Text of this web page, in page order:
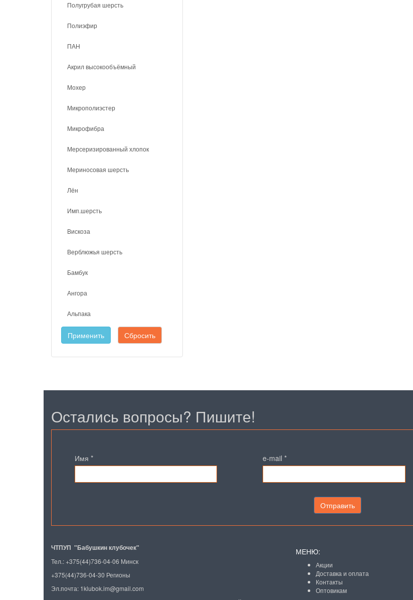
Полугрубая шерсть
Полиэфир
ПАН
Акрил высокообъёмный
Мохер
Микрополиэстер
Микрофибра
Мерсеризированный хлопок
Мериносовая шерсть
Лён
Имп.шерсть
Вискоза
Верблюжья шерсть
Бамбук
Ангора
Альпака
Применить Сбросить
Остались вопросы? Пишите!
Имя * e-mail*
Отправить
ЧТПУП "Бабушкин клубочек"
Тел.: +375(44)736-04-06 Минск
+375(44)736-04-30 Регионы
Эл.почта: 1klubok.im@gmail.com
МЕНЮ:
Акции
Доставка и оплата
Контакты
Оптовикам